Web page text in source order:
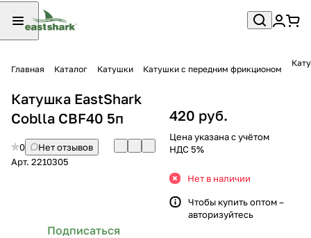
Главная Каталог Катушки Катушки с передним фрикционом
Катушка EastShark
Coblla CBF40 5п
0
Нет отзывов
Арт. 2210305
Подписаться
420 руб.
Цена указана с учётом
НДС 5%
Нет в наличии
Чтобы купить оптом –
авторизуйтесь